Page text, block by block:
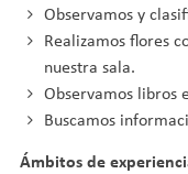
Observamos y
Realizamos flores
nuestra sala.
Observamos libros
Buscamos
Ámbitos de